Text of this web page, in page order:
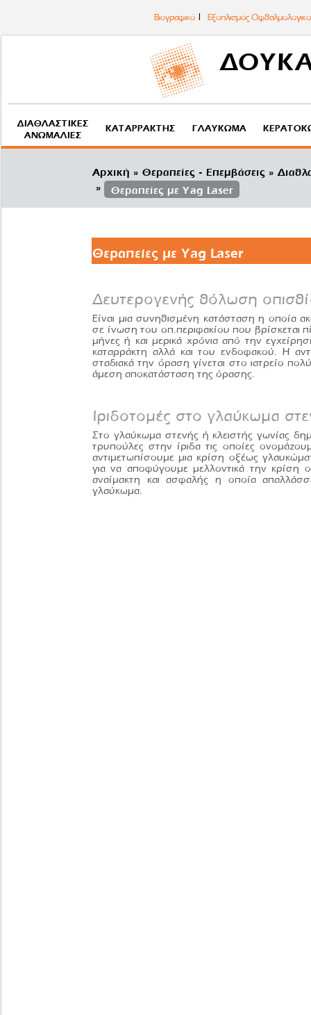
Βιογραφικό Εξοπλισμός
ΔΙΑΘΛΑΣΤΙΚΈΣ
ΑΝΩΜΑΛΊΕΣ
ΚΑΤΑΡΡΆΚΤΗΣ ΓΛΑΎΚΩΜΑ
Αρχική Θεραπείες - Επεμβάσεις
Θεραπείες με Yag Laser
Θεραπείες με Yag Laser
Δευτερογενής θόλωση
Είναι μια συνηθισμένη κατάσταση η οποία
σε ίνωση του οπ.περιφακίου που βρίσκεται
μήνες ή και μερικά χρόνια από την
καταρράκτη αλλά και του ενδοφακού. Η
σταδιακά την όραση γίνεται στο ιατρείο
άμεση αποκατάσταση της όρασης.
Ιριδοτομές στο γλαύκωμα
Στο γλαύκωμα στενής ή κλειστής γωνίας
τρυπούλες στην ίριδα τις οποίες
αντιμετωπίσουμε μια κρίση οξέως
για να αποφύγουμε μελλοντικά την κρίση
αναίμακτη και ασφαλής η οποία
γλαύκωμα.